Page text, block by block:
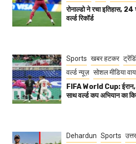
रोनाल्डो ने रचा इतिहास,
वर्ल्ड रिकॉर्ड
Sports खबर हटकर
वर्ल्ड न्यूज़ सोशल मीडिया
FIFA World Cup:
साथ वर्ल्ड कप अभियान का
Dehardun Sports